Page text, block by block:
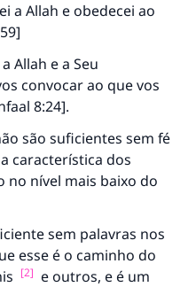
a Allah e obedecei ao
Allah e a Seu
convocar ao que vos
8:24].
são suficientes sem fé
característica dos
no nível mais baixo do
sem palavras nos
esse é o caminho do
[2] e outros, e é um
à Ummah
O Profeta ﷺ disse,
outros a fazer o
recompensa
o fazem."
1893)